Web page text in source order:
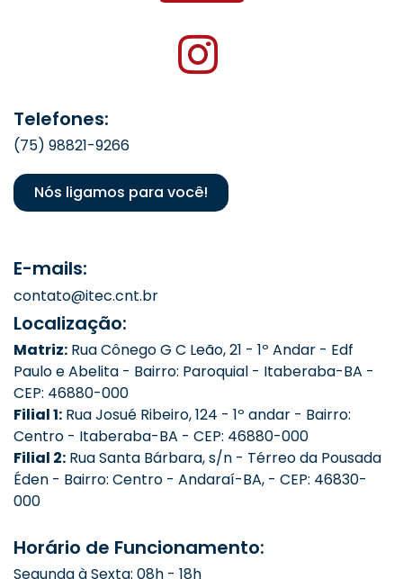
Telefones:
(75) 98821-9266
Nós ligamos para você!
E-mails:
contato@itec.cnt.br
Localização:
Matriz: Rua Cônego G C Leão, 21 - 1º Andar - Edf
Paulo e Abelita - Bairro: Paroquial - Itaberaba-BA -
CEP: 46880-000
Filial 1: Rua Josué Ribeiro, 124 - 1º andar - Bairro:
Centro - Itaberaba-BA - CEP: 46880-000
Filial 2: Rua Santa Bárbara, s/n - Térreo da Pousada
Éden - Bairro: Centro - Andaraí-BA, - CEP: 46830-
000
Horário de Funcionamento:
Segunda à Sexta: 08h - 18h